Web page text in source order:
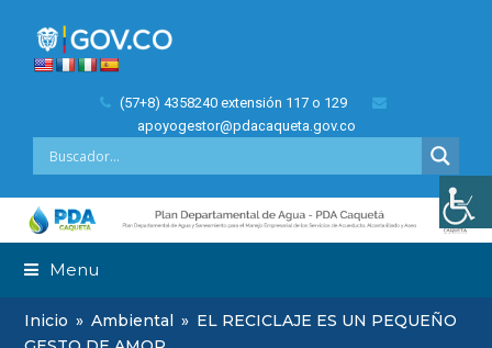
(57+8) 4358240 extensión 117 o 129
apoyogestor@pdacaqueta.gov.co
Menu
Inicio » Ambiental » EL RECICLAJE ES UN PEQUEÑO